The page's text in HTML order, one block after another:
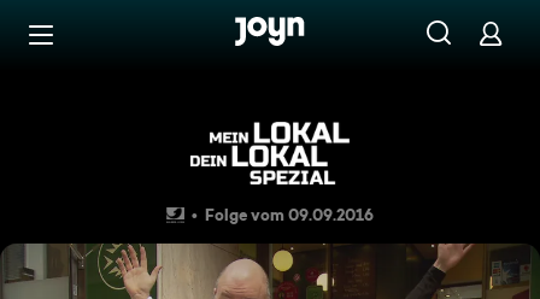
Zum Inhalt springen
Seelachs, Kabeljau oder
Folge vom 09.09.2016